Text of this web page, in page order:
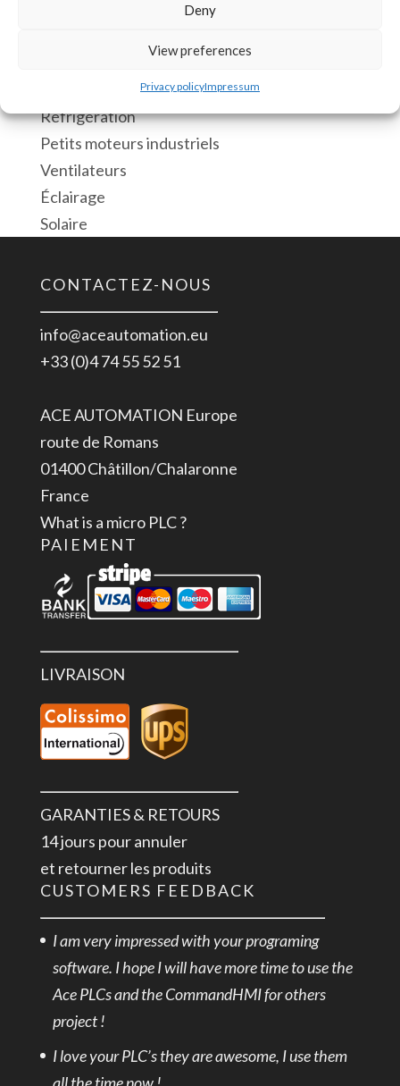
Deny
View preferences
Privacy policyImpressum
0-
VDC
Consommation d’énergie d’une machine
CVC et pompes
Réfrigération
Petits moteurs industriels
Ventilateurs
Éclairage
Solaire
CONTACTEZ-NOUS
info@aceautomation.eu
+33 (0)4 74 55 52 51
ACE AUTOMATION Europe
route de Romans
01400 Châtillon/Chalaronne
France
What is a micro PLC ?
PAIEMENT
LIVRAISON
GARANTIES & RETOURS
14 jours pour annuler
et retourner les produits
CUSTOMERS FEEDBACK
I am very impressed with your programing
software. I hope I will have more time to use the
Ace PLCs and the CommandHMI for others
project !
I love your PLC’s they are awesome, I use them